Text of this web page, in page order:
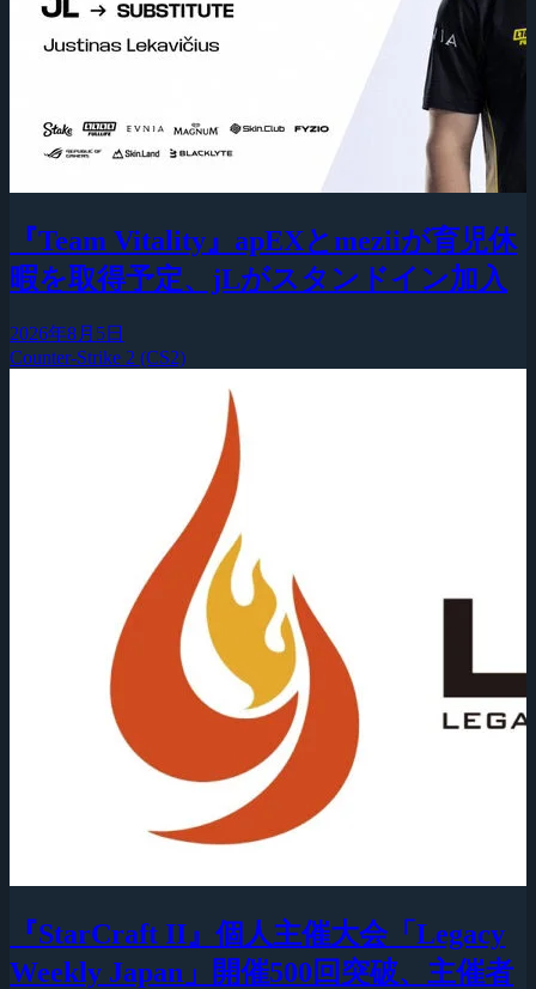
『Team Vitality』apEXとmeziiが育児休
暇を取得予定、jLがスタンドイン加入
2026年8月5日
Counter-Strike 2 (CS2)
『StarCraft II』個人主催大会「Legacy
Weekly Japan」開催500回突破、主催者